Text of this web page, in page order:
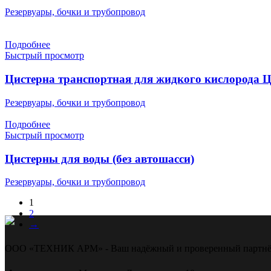
Резервуары, бочки и трубопровод
Подробнее
Быстрый просмотр
Цистерна транспортная для жидкого
Резервуары, бочки и трубопровод
Подробнее
Быстрый просмотр
Цистерны для воды (без автошасси)
Резервуары, бочки и трубопровод
1
2
→
ООО «ТЕХНИК АРМ» - Ваш надёжный и проверенный